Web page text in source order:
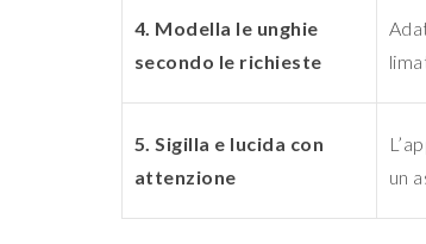
4. Modella le unghie
secondo le richieste
5. Sigilla e lucida con
attenzione
un